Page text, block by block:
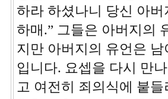
하라 하셨나니 당신 아
하매.” 그들은 아버지의
지만 아버지의 유언은
입니다. 요셉을 다시 만
고 여전히 죄의식에 붙